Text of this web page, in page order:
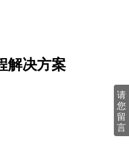
解决方案
请
您
留
言